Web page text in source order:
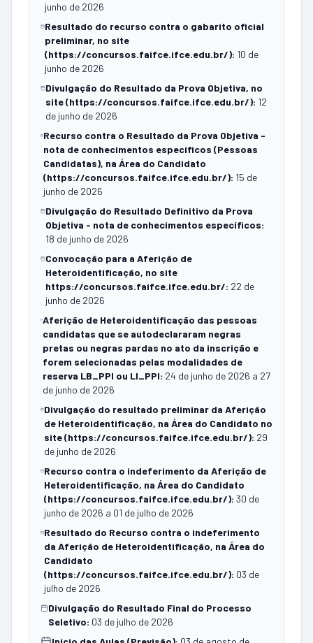
junho de 2026
Resultado do recurso contra o gabarito oficial
preliminar, no site
(https://concursos.faifce.ifce.edu.br/): 10 de
junho de 2026
Divulgação do Resultado da Prova Objetiva, no
site (https://concursos.faifce.ifce.edu.br/): 12
de junho de 2026
Recurso contra o Resultado da Prova Objetiva -
nota de conhecimentos específicos (Pessoas
Candidatas), na Área do Candidato
(https://concursos.faifce.ifce.edu.br/): 15 de
junho de 2026
Divulgação do Resultado Definitivo da Prova
Objetiva - nota de conhecimentos específicos:
18 de junho de 2026
Convocação para a Aferição de
Heteroidentificação, no site
https://concursos.faifce.ifce.edu.br/: 22 de
junho de 2026
Aferição de Heteroidentificação das pessoas
candidatas que se autodeclararam negras
pretas ou negras pardas no ato da inscrição e
forem selecionadas pelas modalidades de
reserva LB_PPI ou LI_PPI: 24 de junho de 2026 a 27
de junho de 2026
Divulgação do resultado preliminar da Aferição
de Heteroidentificação, na Área do Candidato no
site (https://concursos.faifce.ifce.edu.br/): 29
de junho de 2026
Recurso contra o indeferimento da Aferição de
Heteroidentificação, na Área do Candidato
(https://concursos.faifce.ifce.edu.br/): 30 de
junho de 2026 a 01 de julho de 2026
Resultado do Recurso contra o indeferimento
da Aferição de Heteroidentificação, na Área do
Candidato
(https://concursos.faifce.ifce.edu.br/): 03 de
julho de 2026
Divulgação do Resultado Final do Processo
Seletivo: 03 de julho de 2026